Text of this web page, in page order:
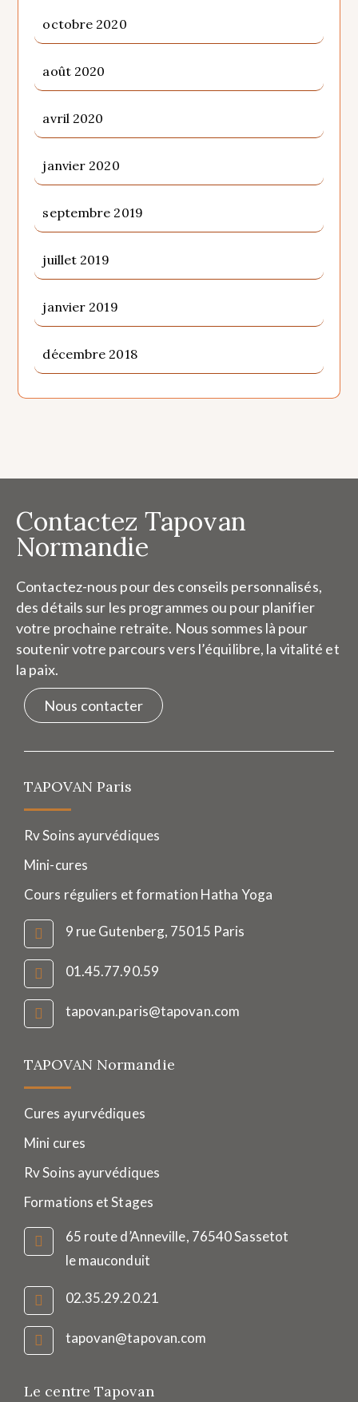
octobre 2020
août 2020
avril 2020
janvier 2020
septembre 2019
juillet 2019
janvier 2019
décembre 2018
Contactez Tapovan
Normandie
Contactez-nous pour des conseils personnalisés,
des détails sur les programmes ou pour planifier
votre prochaine retraite. Nous sommes là pour
soutenir votre parcours vers l’équilibre, la vitalité et
la paix.
Nous contacter
TAPOVAN Paris
Rv Soins ayurvédiques
Mini-cures
Cours réguliers et formation Hatha Yoga
9 rue Gutenberg, 75015 Paris
01.45.77.90.59
tapovan.paris@tapovan.com
TAPOVAN Normandie
Cures ayurvédiques
Mini cures
Rv Soins ayurvédiques
Formations et Stages
65 route d’Anneville, 76540 Sassetot
le mauconduit
02.35.29.20.21
tapovan@tapovan.com
Le centre Tapovan